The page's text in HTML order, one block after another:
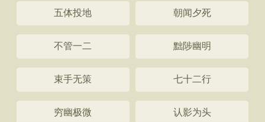
五体投地 朝闻夕死
不管一二 黜陟幽明
束手无策 七十二行
穷幽极微 认影为头